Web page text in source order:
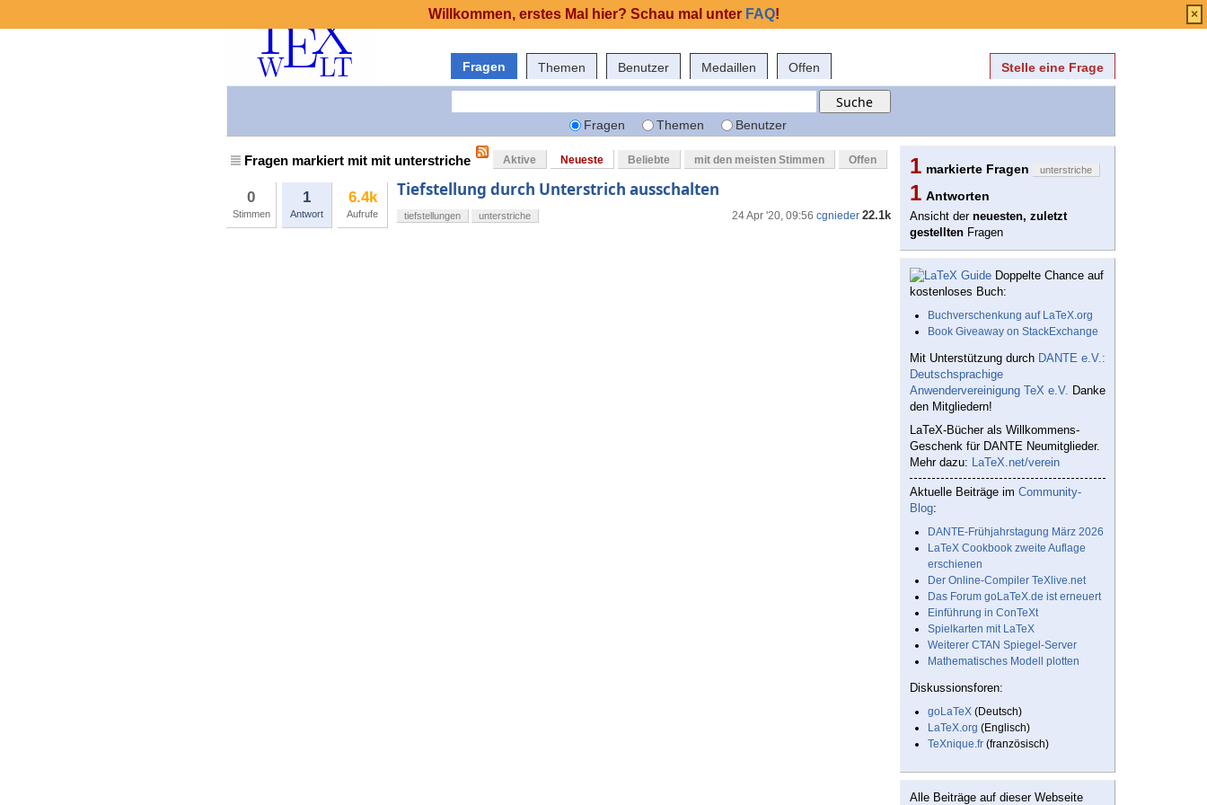
Fragen Themen Benutzer Medaillen Offen Stelle eine Frage
Fragen Themen Benutzer
Fragen markiert mit mit unterstriche Aktive Neueste Beliebte mit den meisten Stimmen Offen
0
Stimmen
1
Antwort
6.4k
Aufrufe
Tiefstellung durch Unterstrich ausschalten
24 Apr '20, 09:56 cgnieder 22.1k
tiefstellungen unterstriche
1 markierte Fragen unterstriche
1 Antworten
Ansicht der neuesten, zuletzt
gestellten Fragen
Doppelte Chance auf
kostenloses Buch:
Buchverschenkung auf LaTeX.org
Book Giveaway on StackExchange
Mit Unterstützung durch DANTE e.V.:
Deutschsprachige
Anwendervereinigung TeX e.V. Danke
den Mitgliedern!
LaTeX-Bücher als Willkommens-
Geschenk für DANTE Neumitglieder.
Mehr dazu: LaTeX.net/verein
Aktuelle Beiträge im Community-
Blog:
DANTE-Frühjahrstagung März 2026
LaTeX Cookbook zweite Auflage
erschienen
Der Online-Compiler TeXlive.net
Das Forum goLaTeX.de ist erneuert
Einführung in ConTeXt
Spielkarten mit LaTeX
Weiterer CTAN Spiegel-Server
Mathematisches Modell plotten
Diskussionsforen:
goLaTeX (Deutsch)
LaTeX.org (Englisch)
TeXnique.fr (französisch)
Alle Beiträge auf dieser Webseite
Willkommen, erstes Mal hier? Schau mal unter FAQ! ×